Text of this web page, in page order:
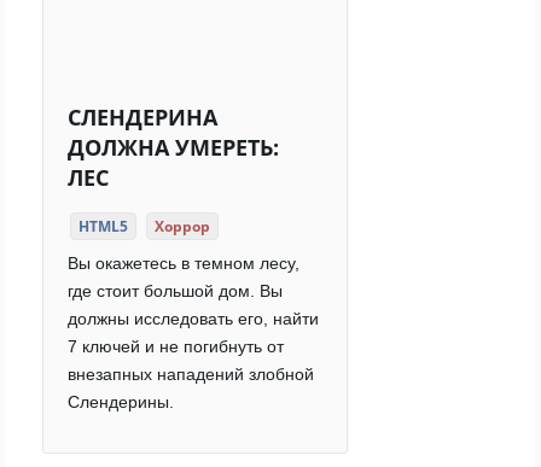
СЛЕНДЕРИНА
ДОЛЖНА УМЕРЕТЬ:
ЛЕС
HTML5 Хоррор
Вы окажетесь в темном лесу,
где стоит большой дом. Вы
должны исследовать его, найти
7 ключей и не погибнуть от
внезапных нападений злобной
Слендерины.